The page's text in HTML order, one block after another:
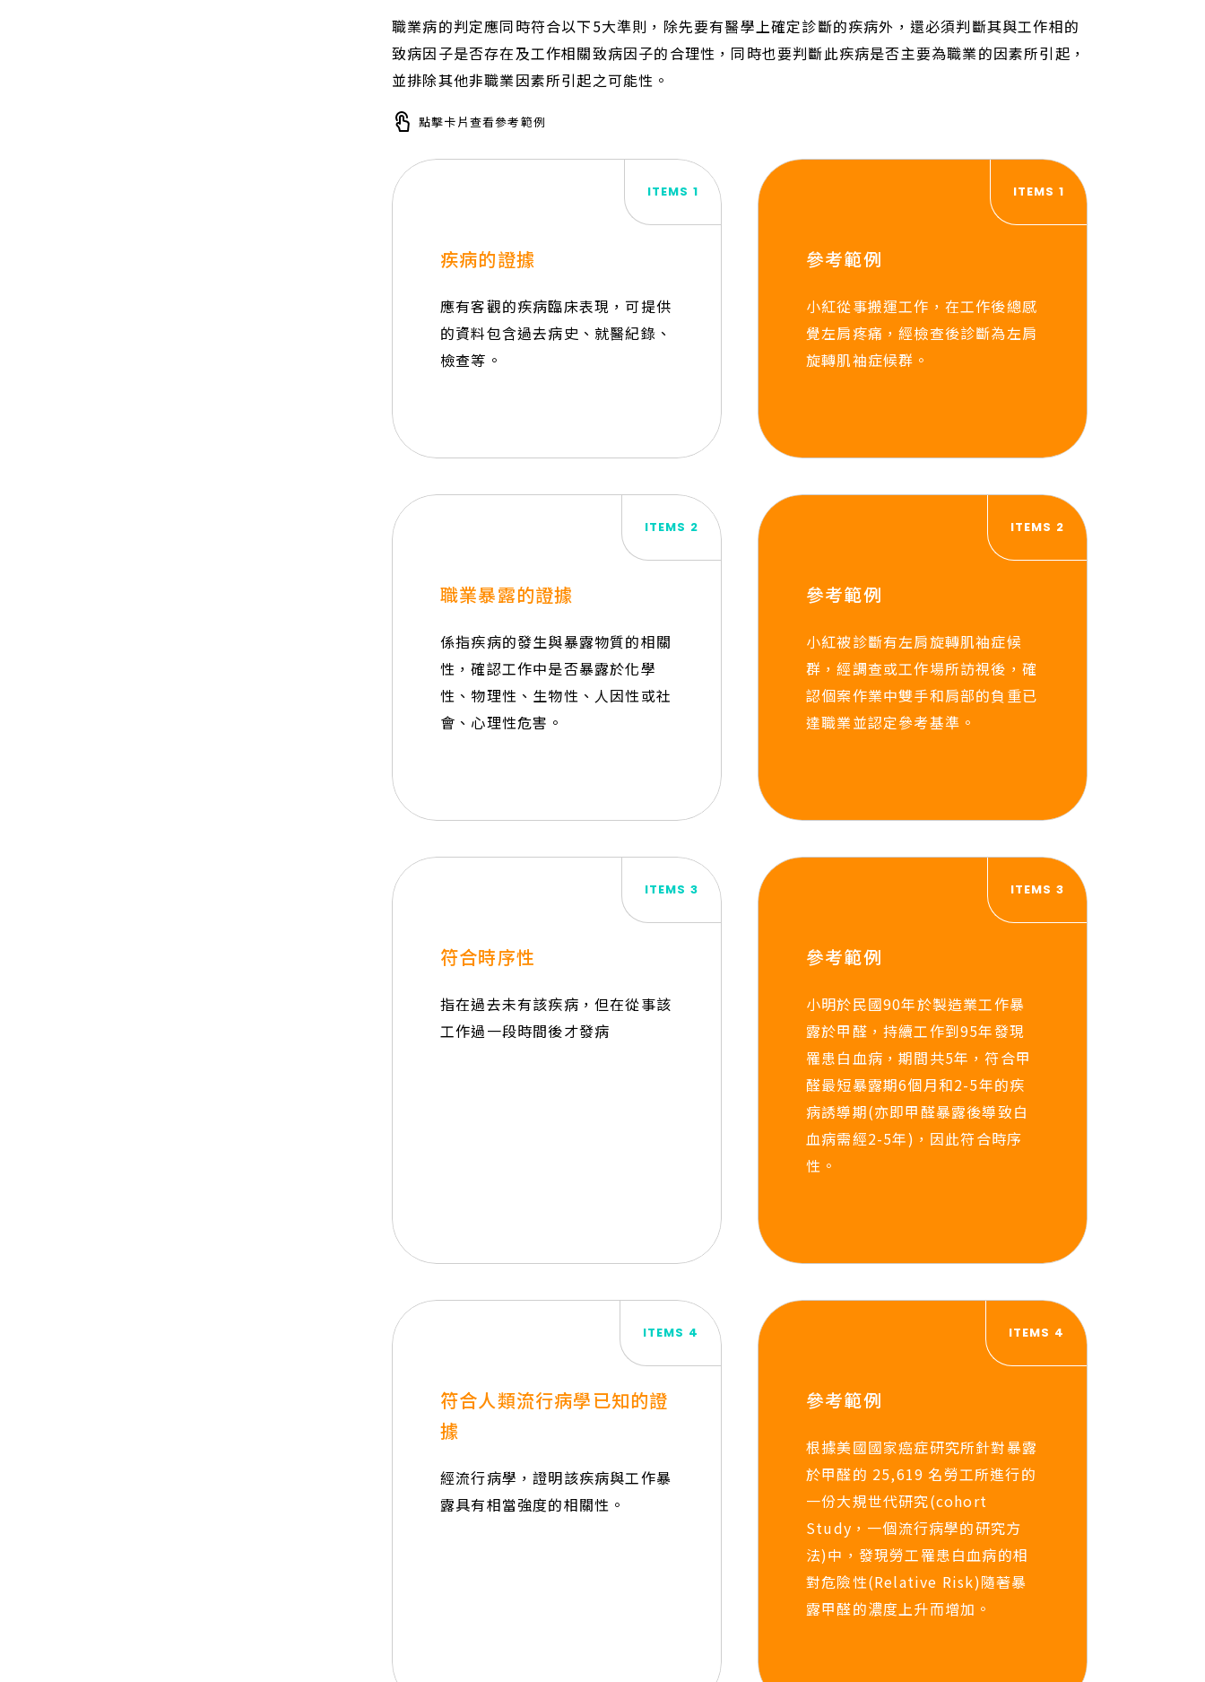
職業病的判定應同時符合以下5大準則，除先要有醫學上確定診斷的疾病外，還必須判斷其與工作相的
致病因子是否存在及工作相關致病因子的合理性，同時也要判斷此疾病是否主要為職業的因素所引起，
並排除其他非職業因素所引起之可能性。
點擊卡片查看參考範例
ITEMS 1
疾病的證據
應有客觀的疾病臨床表現，可提供
的資料包含過去病史、就醫紀錄、
檢查等。
ITEMS 1
參考範例
小紅從事搬運工作，在工作後總感
覺左肩疼痛，經檢查後診斷為左肩
旋轉肌袖症候群。
ITEMS 2
職業暴露的證據
係指疾病的發生與暴露物質的相關
性，確認工作中是否暴露於化學
性、物理性、生物性、人因性或社
會、心理性危害。
ITEMS 2
參考範例
小紅被診斷有左肩旋轉肌袖症候
群，經調查或工作場所訪視後，確
認個案作業中雙手和肩部的負重已
達職業並認定參考基準。
ITEMS 3
符合時序性
指在過去未有該疾病，但在從事該
工作過一段時間後才發病
ITEMS 3
參考範例
小明於民國90年於製造業工作暴
露於甲醛，持續工作到95年發現
罹患白血病，期間共5年，符合甲
醛最短暴露期6個月和2-5年的疾
病誘導期(亦即甲醛暴露後導致白
血病需經2-5年)，因此符合時序
性。
ITEMS 4
符合人類流行病學已知的證
據
經流行病學，證明該疾病與工作暴
露具有相當強度的相關性。
ITEMS 4
參考範例
根據美國國家癌症研究所針對暴露
於甲醛的 25,619 名勞工所進行的
一份大規世代研究(cohort
Study，一個流行病學的研究方
法)中，發現勞工罹患白血病的相
對危險性(Relative Risk)隨著暴
露甲醛的濃度上升而增加。